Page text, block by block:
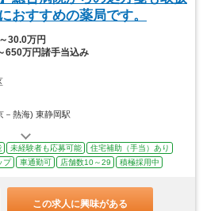
おすすめの薬局です。
30.0万円
650万円諸手当込み
－熱海) 東静岡駅
未経験者も応募可能
住宅補助（手当）あり
プ 車通勤可 店舗数10～29 積極採用中
この求人に興味がある